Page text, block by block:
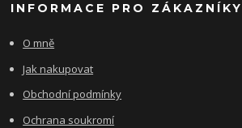
INFORMACE PRO ZÁKAZNÍKY
O mně
Jak nakupovat
Obchodní podmínky
Ochrana soukromí